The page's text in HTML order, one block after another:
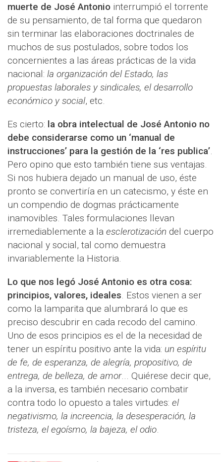
muerte de José Antonio interrumpió el torrente
de su pensamiento, de tal forma que quedaron
sin terminar las elaboraciones doctrinales de
muchos de sus postulados, sobre todos los
concernientes a las áreas prácticas de la vida
nacional: la organización del Estado, las
propuestas laborales y sindicales, el desarrollo
económico y social, etc.
Es cierto: la obra intelectual de José Antonio no
debe considerarse como un ‘manual de
instrucciones’ para la gestión de la ‘res publica’.
Pero opino que esto también tiene sus ventajas.
Si nos hubiera dejado un manual de uso, éste
pronto se convertiría en un catecismo, y éste en
un compendio de dogmas prácticamente
inamovibles. Tales formulaciones llevan
irremediablemente a la esclerotización del cuerpo
nacional y social, tal como demuestra
invariablemente la Historia.
Lo que nos legó José Antonio es otra cosa:
principios, valores, ideales. Estos vienen a ser
como la lamparita que alumbrará lo que es
preciso descubrir en cada recodo del camino.
Uno de esos principios es el de la necesidad de
tener un espíritu positivo ante la vida: un espíritu
de fe, de esperanza, de alegría, propositivo, de
entrega, de belleza, de amor... Quiérese decir que,
a la inversa, es también necesario combatir
contra todo lo opuesto a tales virtudes: el
negativismo, la increencia, la desesperación, la
tristeza, el egoísmo, la bajeza, el odio.